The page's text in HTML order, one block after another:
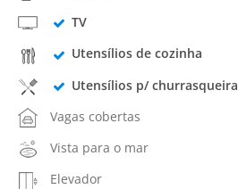
TV
Utensílios de cozinha
Utensílios p/ churrasqueira
Vagas cobertas
Vista para o mar
Elevador